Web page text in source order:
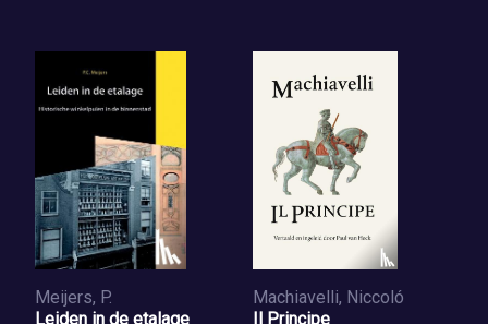
Meijers, P.
Leiden in de etalage
Machiavelli, Niccoló
Il Principe